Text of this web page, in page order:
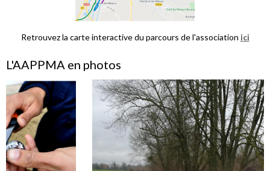
Retrouvez la carte interactive du parcours de l'association ici
L'AAPPMA en photos